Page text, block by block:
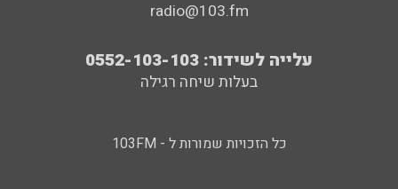
radio@103.fm
עלייה לשידור: 0552-103-103
בעלות שיחה רגילה
כל הזכויות שמורות ל - 103FM